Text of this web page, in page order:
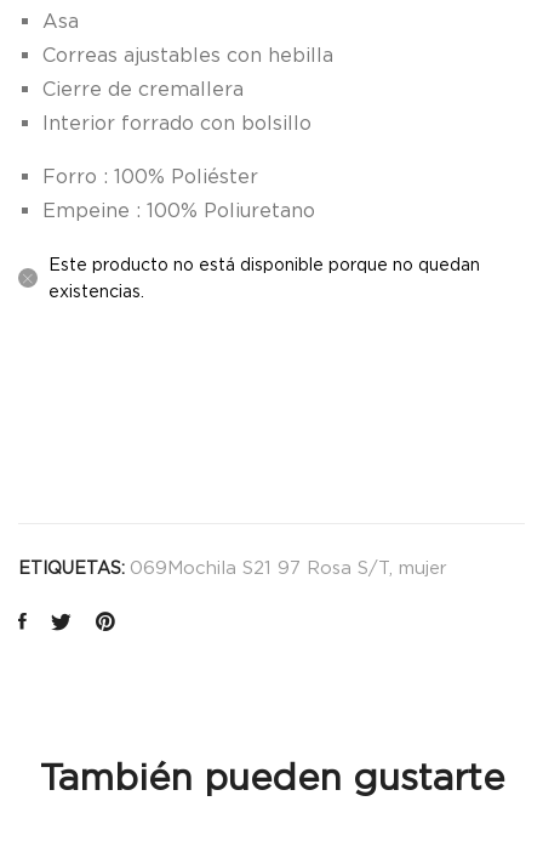
Asa
Correas ajustables con hebilla
Cierre de cremallera
Interior forrado con bolsillo
Forro : 100% Poliéster
Empeine : 100% Poliuretano
Este producto no está disponible porque no quedan
existencias.
ETIQUETAS: 069Mochila S21 97 Rosa S/T mujer
También pueden gustarte